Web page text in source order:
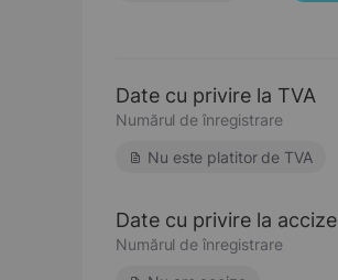
Date cu privire la TVA
Numărul de înregistrare
Nu este platitor de TVA
Date cu privire la accize
Numărul de înregistrare